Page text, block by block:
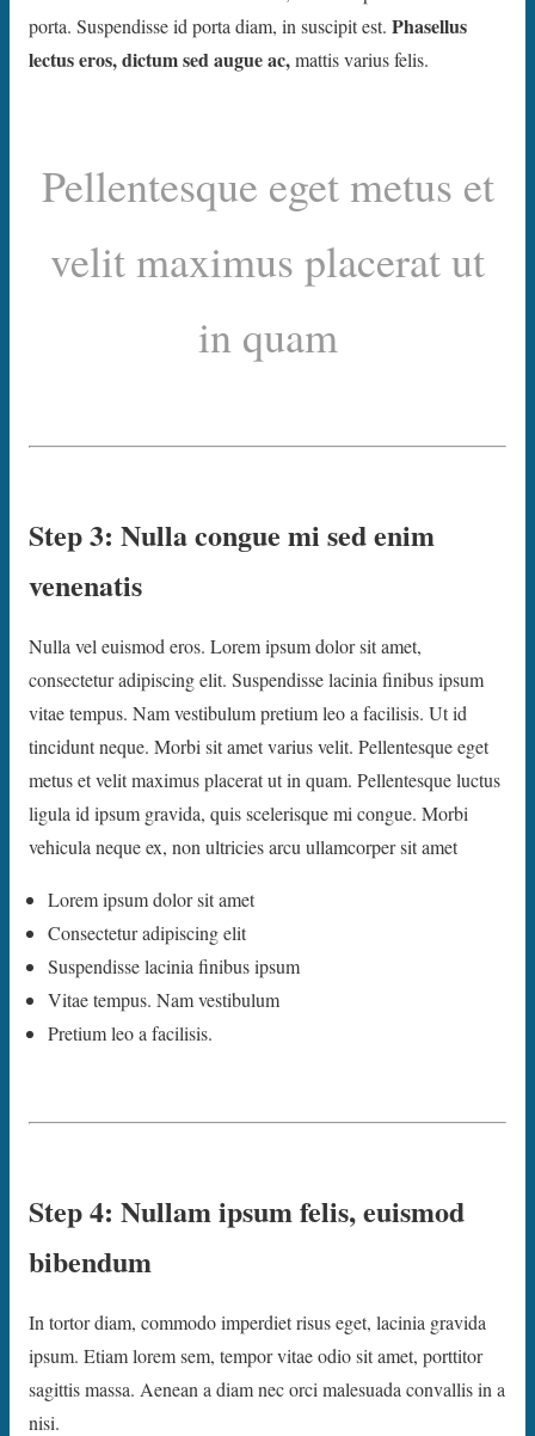
porta. Suspendisse id porta diam, in suscipit est. Phasellus
lectus eros, dictum sed augue ac,mattis varius felis.
Pellentesque eget metus et
velit maximus placerat ut
in quam
Step 3: Nulla congue mi sed enim
venenatis
Nulla vel euismod eros. Lorem ipsum dolor sit amet,
consectetur adipiscing elit. Suspendisse lacinia finibus ipsum
vitae tempus. Nam vestibulum pretium leo a facilisis. Ut id
tincidunt neque. Morbi sit amet varius velit. Pellentesque eget
metus et velit maximus placerat ut in quam. Pellentesque luctus
ligula id ipsum gravida, quis scelerisque mi congue. Morbi
vehicula neque ex, non ultricies arcu ullamcorper sit amet
Lorem ipsum dolor sit amet
Consectetur adipiscing elit
Suspendisse lacinia finibus ipsum
Vitae tempus. Nam vestibulum
Pretium leo a facilisis.
Step 4: Nullam ipsum felis, euismod
bibendum
In tortor diam, commodo imperdiet risus eget, lacinia gravida
ipsum. Etiam lorem sem, tempor vitae odio sit amet, porttitor
sagittis massa. Aenean a diam nec orci malesuada convallis in a
nisi.